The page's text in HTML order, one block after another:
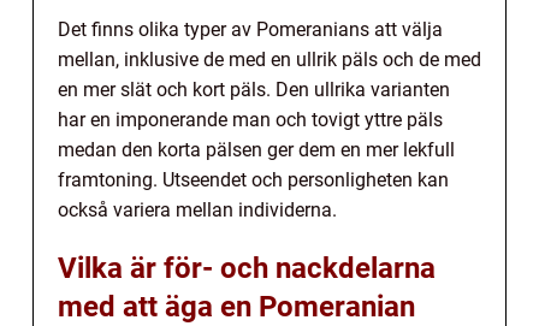
Det finns olika typer av Pomeranians att välja
mellan, inklusive de med en ullrik päls och de med
en mer slät och kort päls. Den ullrika varianten
har en imponerande man och tovigt yttre päls
medan den korta pälsen ger dem en mer lekfull
framtoning. Utseendet och personligheten kan
också variera mellan individerna.
Vilka är för- och nackdelarna
med att äga en Pomeranian